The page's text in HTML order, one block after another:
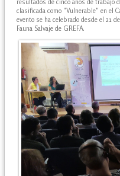
resultados de cinco años de trabajo
clasificada como "Vulnerable" en el
evento se ha celebrado desde el 21
Fauna Salvaje de GREFA.